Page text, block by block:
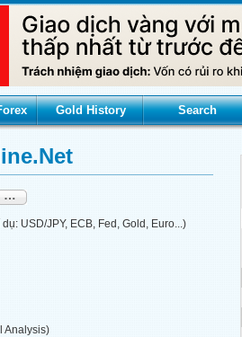
Gold History Search
USD/JPY, ECB, Fed, Gold, Euro...)
Analysis)